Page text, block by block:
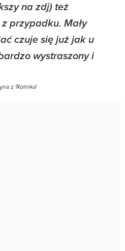
na zdj) też
przypadku. Mały
czuje się już jak u
wystraszony i
z 'Rolnika'